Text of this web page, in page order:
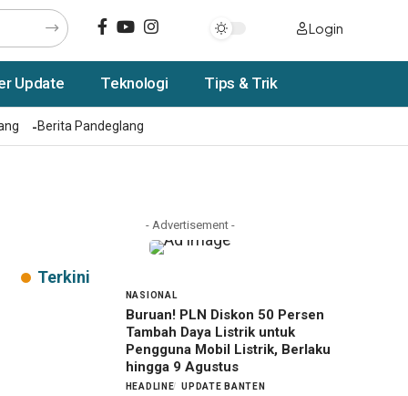
Login
Update Teknologi Tips & Trik
Berita Pandeglang
- Advertisement -
Terkini
NASIONAL
Buruan! PLN Diskon 50 Persen
Tambah Daya Listrik untuk
Pengguna Mobil Listrik, Berlaku
hingga 9 Agustus
HEADLINE UPDATE BANTEN